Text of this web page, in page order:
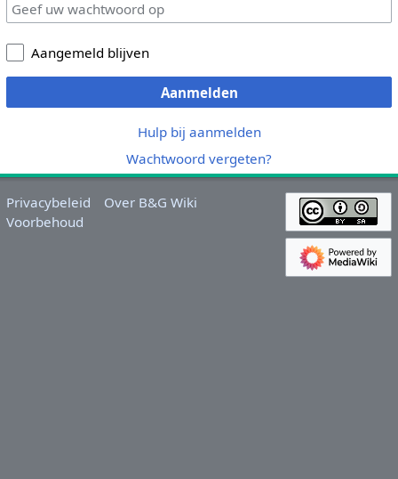
Aangemeld blijven
Aanmelden
Hulp bij aanmelden
Wachtwoord vergeten?
Privacybeleid
Over B&G Wiki
Voorbehoud